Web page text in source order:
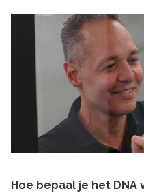
Hoe bepaal je het DNA